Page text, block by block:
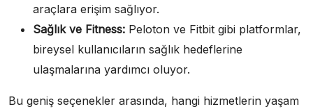
araçlara erişim sağlıyor.
Sağlık ve Fitness: Peloton ve Fitbit gibi platformlar,
bireysel kullanıcıların sağlık hedeflerine
ulaşmalarına yardımcı oluyor.
Bu geniş seçenekler arasında, hangi hizmetlerin yaşam